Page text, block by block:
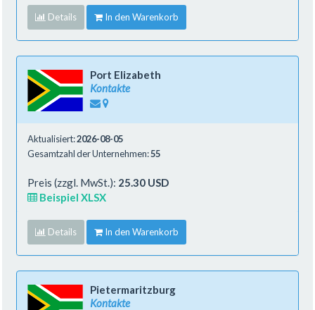
Details In den Warenkorb
Port Elizabeth
Kontakte
Aktualisiert:2026-08-05
Gesamtzahl der Unternehmen:55
Preis (zzgl. MwSt.): 25.30 USD
Beispiel XLSX
Details In den Warenkorb
Pietermaritzburg
Kontakte